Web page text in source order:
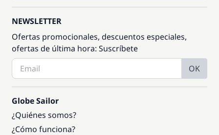
Patrón + Azafata (comidas no
incluidas)
Ropa de cama Incluido en el precio
—
Incluido en el precio
Wifi
NEWSLETTER
Ofertas promocionales, descuentos especiales,
ofertas de última hora: Suscríbete
OK
Globe Sailor
¿Quiénes somos?
¿Cómo funciona?